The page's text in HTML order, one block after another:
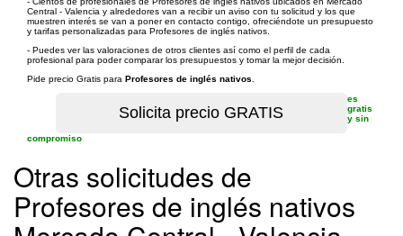
Central - Valencia y alrededores van a recibir un aviso con tu solicitud y los que
muestren interés se van a poner en contacto contigo, ofreciéndote un presupuesto
y tarifas personalizadas para Profesores de inglés nativos.
- Puedes ver las valoraciones de otros clientes así como el perfil de cada
profesional para poder comparar los presupuestos y tomar la mejor decisión.
Pide precio Gratis para Profesores de inglés nativos
es
gratis
y sin
compromiso
Otras solicitudes de
Profesores de inglés nativos